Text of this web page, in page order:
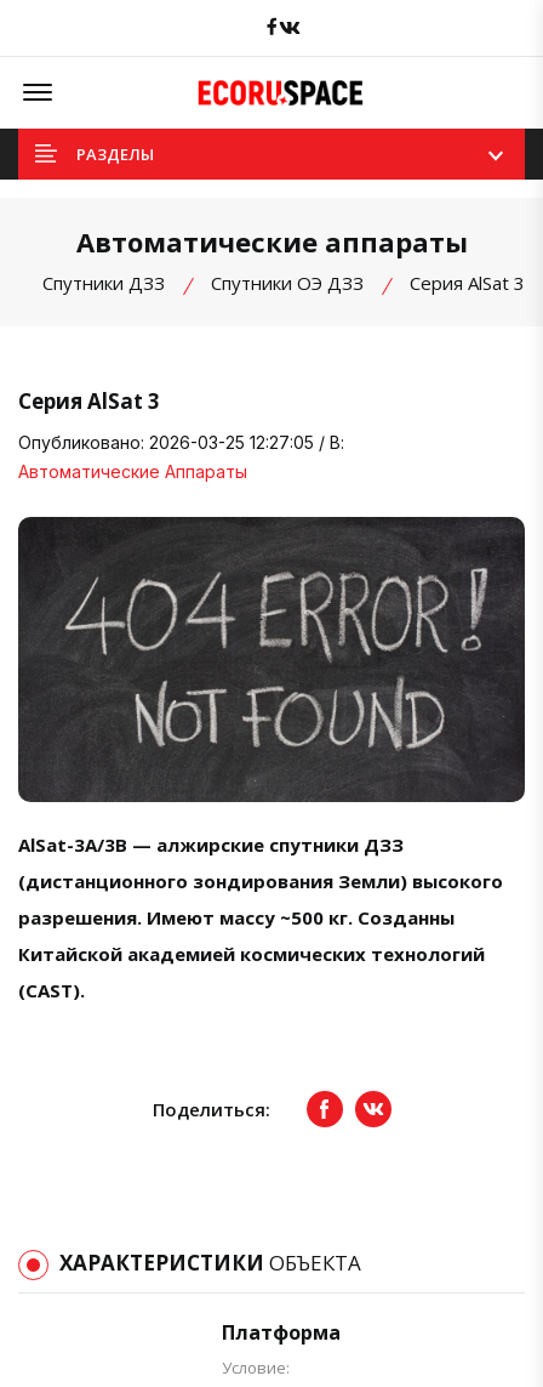
Facebook
Offcanvas Menu Open
РАЗДЕЛЫ
Автоматические аппараты
Спутники ДЗЗ Спутники ОЭ ДЗЗ Серия AlSat 3
Серия AlSat 3
Опубликовано: 2026-03-25 12:27:05 / В:
Автоматические Аппараты
AlSat-3A/3B — алжирские спутники ДЗЗ
(дистанционного зондирования Земли) высокого
разрешения. Имеют массу ~500 кг. Созданны
Китайской академией космических технологий
(CAST).
Поделиться: FacebookвКонтакте
ХАРАКТЕРИСТИКИ ОБЪЕКТА
Платформа
Условие: